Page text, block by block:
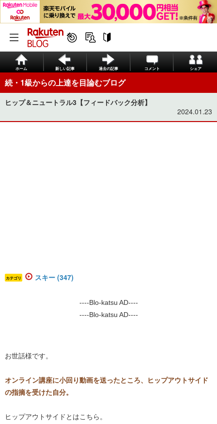
ホーム 新しい記事 過去の記事 コメント シェア
続・1級からの上達を目論むブログ
ヒップ＆ニュートラル3【フィードバック分析】
2024.01.23
カテゴリ スキー (347)
----Blo-katsu AD----
----Blo-katsu AD----
​お世話様です。
オンライン講座に小回り動画を送ったところ、ヒップアウトサイド
の指摘を受けた自分。
ヒップアウトサイドとはこちら。